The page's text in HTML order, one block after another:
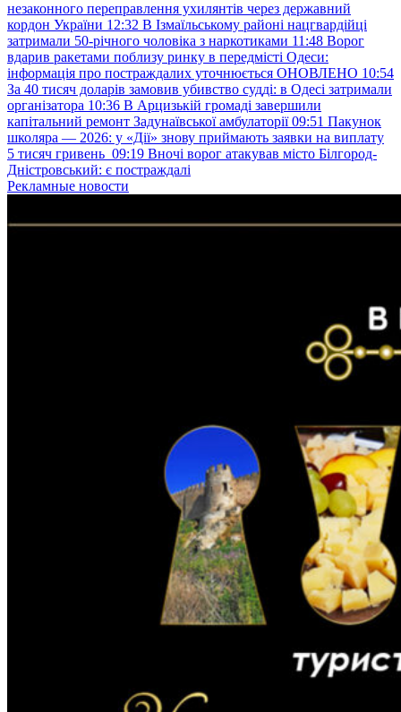
незаконного переправлення ухилянтів через державний
кордон України 12:32 В Ізмаїльському районі нацгвардійці
затримали 50-річного чоловіка з наркотиками 11:48 Ворог
вдарив ракетами поблизу ринку в передмісті Одеси:
інформація про постраждалих уточнюється ОНОВЛЕНО 10:54
За 40 тисяч доларів замовив убивство судді: в Одесі затримали
організатора 10:36 В Арцизькій громаді завершили
капітальний ремонт Задунаївської амбулаторії 09:51 Пакунок
школяра — 2026: у «Дії» знову приймають заявки на виплату
5 тисяч гривень 09:19 Вночі ворог атакував місто Білгород-
Дністровський: є постраждалі
Рекламные новости